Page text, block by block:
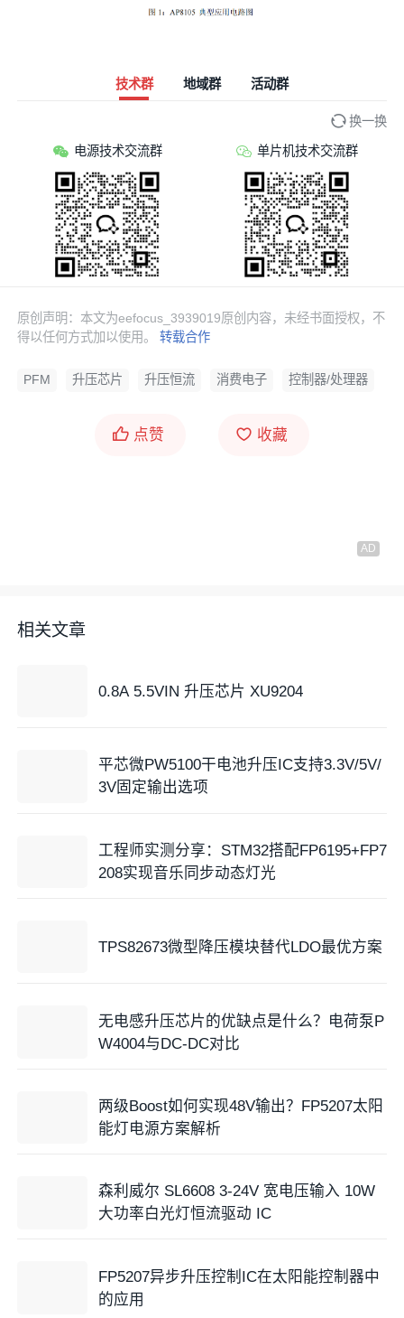
技术群 地域群 活动群
换一换
电源技术交流群 单片机技术交流群
原创声明：本文为eefocus_3939019原创内容，未经书面授权，不
得以任何方式加以使用。转载合作
PFM 升压芯片 升压恒流 消费电子 控制器/处理器
点赞 收藏
相关文章
0.8A 5.5VIN 升压芯片 XU9204
平芯微PW5100干电池升压IC支持3.3V/5V/
3V固定输出选项
工程师实测分享：STM32搭配FP6195+FP7
208实现音乐同步动态灯光
TPS82673微型降压模块替代LDO最优方案
无电感升压芯片的优缺点是什么？电荷泵P
W4004与DC-DC对比
两级Boost如何实现48V输出？FP5207太阳
能灯电源方案解析
森利威尔 SL6608 3-24V 宽电压输入 10W
大功率白光灯恒流驱动 IC
FP5207异步升压控制IC在太阳能控制器中
的应用